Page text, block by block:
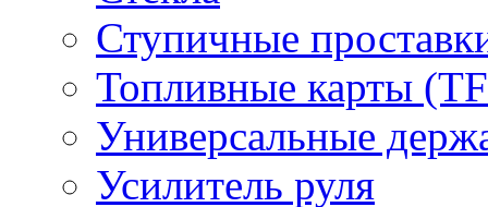
Ступичные
Топливные карты
Универсальные
Усилитель руля